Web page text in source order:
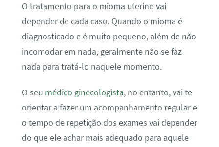
O tratamento para o mioma uterino vai
depender de cada caso. Quando o mioma é
diagnosticado e é muito pequeno, além de não
incomodar em nada, geralmente não se faz
nada para tratá-lo naquele momento.
O seu médico ginecologista, no entanto, vai te
orientar a fazer um acompanhamento regular e
o tempo de repetição dos exames vai depender
do que ele achar mais adequado para aquele